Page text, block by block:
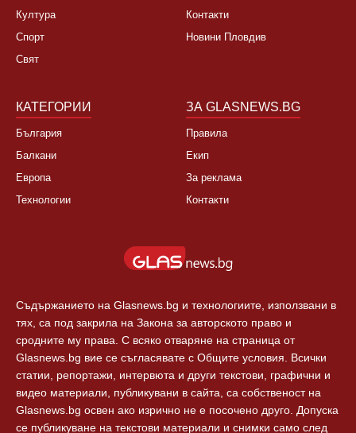
Култура
Спорт
Свят
Контакти
Новини Пловдив
КАТЕГОРИИ
България
Балкани
Европа
Технологии
ЗА GLASNEWS.BG
Правила
Екип
За реклама
Контакти
Съдържанието на Glasnews.bg и технологиите, използвани в
тях, са под закрила на Закона за авторското право и
сродните му права. С всяко отваряне на страница от
Glasnews.bg вие се съгласявате с Общите условия. Всички
статии, репортажи, интервюта и други текстови, графични и
видео материали, публикувани в сайта, са собственост на
Glasnews.bg освен ако изрично не е посочено друго. Допуска
се публикуване на текстови материали и снимки само след